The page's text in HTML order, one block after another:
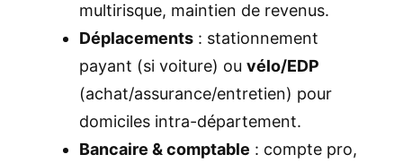
multirisque, maintien de revenus.
Déplacements : stationnement
payant (si voiture) ou vélo/EDP
(achat/assurance/entretien) pour
domiciles intra-département.
Bancaire & comptable : compte pro,